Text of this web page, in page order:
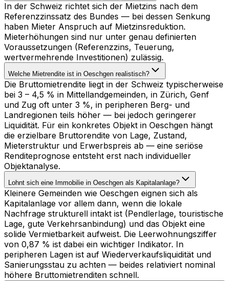
In der Schweiz richtet sich der Mietzins nach dem
Referenzzinssatz des Bundes — bei dessen Senkung
haben Mieter Anspruch auf Mietzinsreduktion.
Mieterhöhungen sind nur unter genau definierten
Voraussetzungen (Referenzzins, Teuerung,
wertvermehrende Investitionen) zulässig.
Welche Mietrendite ist in Oeschgen realistisch?
Die Bruttomietrendite liegt in der Schweiz typischerweise
bei 3 – 4,5 % in Mittellandgemeinden, in Zürich, Genf
und Zug oft unter 3 %, in peripheren Berg- und
Landregionen teils höher — bei jedoch geringerer
Liquidität. Für ein konkretes Objekt in Oeschgen hängt
die erzielbare Bruttorendite von Lage, Zustand,
Mieterstruktur und Erwerbspreis ab — eine seriöse
Renditeprognose entsteht erst nach individueller
Objektanalyse.
Lohnt sich eine Immobilie in Oeschgen als Kapitalanlage?
Kleinere Gemeinden wie Oeschgen eignen sich als
Kapitalanlage vor allem dann, wenn die lokale
Nachfrage strukturell intakt ist (Pendlerlage, touristische
Lage, gute Verkehrsanbindung) und das Objekt eine
solide Vermietbarkeit aufweist. Die Leerwohnungsziffer
von 0,87 % ist dabei ein wichtiger Indikator. In
peripheren Lagen ist auf Wiederverkaufsliquidität und
Sanierungsstau zu achten — beides relativiert nominal
höhere Bruttomietrenditen schnell.